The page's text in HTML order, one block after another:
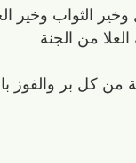
الثواب وخير
من الجنة
كل بر والفوز